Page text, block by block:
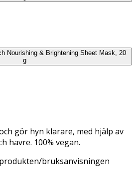
Nourishing & Brightening Sheet Mask, 20
g
gör hyn klarare, med hjälp av
havre. 100% vegan.
bruksanvisningen